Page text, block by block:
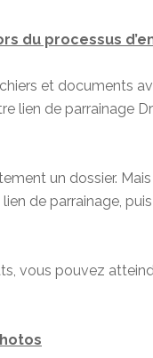
du processus
et documents
lien de parrainage
un dossier.
de parrainage,
vous pouvez